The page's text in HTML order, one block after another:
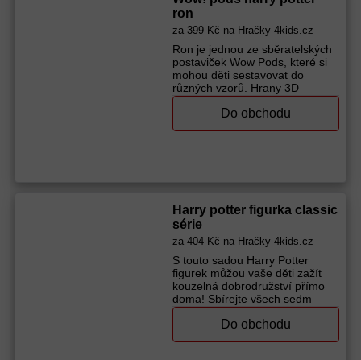
ron
za 399 Kč na Hračky 4kids.cz
Ron je jednou ze sběratelských
postaviček Wow Pods, které si
mohou děti sestavovat do
různých vzorů. Hrany 3D
hexagon bloků na sebe hladce
navazují. Holky a kluci tak
mohou sestavit nejen různé
hrdinou nebo také sbírka
sběratelských postaviček Wow
pods, jsou základem pro
odhalení rozšířené reality. Po
naskenování hrdiny a propojení
telefonem či tabletem se oživí
jeho jedinečný charakter.
Funkčnost: spínání světla
přiblížením ruky možnost
mechanického vypnutí a zapnutí
ve tmě má fosforující efekty
Kupte dětem super postavičky
Do obchodu
Harry potter figurka classic
série
za 404 Kč na Hračky 4kids.cz
S touto sadou Harry Potter
figurek můžou vaše děti zažít
kouzelná dobrodružství přímo
doma! Sbírejte všech sedm
postaviček jako jsou Ron,
Hermiona nebo Brumbál a
nechte fantazii volný průběh.
Do obchodu